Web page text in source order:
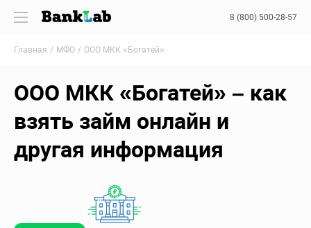
8 (800) 500-28-57
Главная МФО ООО МКК «Богатей»
ООО МКК «Богатей» – как
взять займ онлайн и
другая информация